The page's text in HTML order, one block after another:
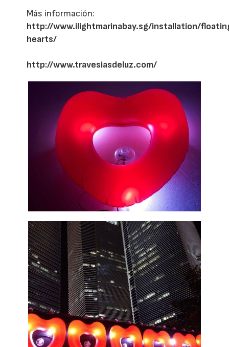
Más información:
http://www.ilightmarinabay.sg/installation/
hearts/
http://www.travesiasdeluz.com/